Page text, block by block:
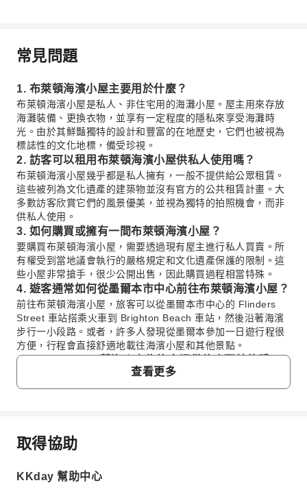
常見問題
1. 布萊頓海濱小屋主要用於什麼？
布萊頓海濱小屋是私人、非住宅用的海灘小屋。屋主用來存放
海灘裝備、更換衣物，並享有一定程度的隱私來享受海灘時
光。由於其鮮豔獨特的設計和豐富的在地歷史，它們也被視為
標誌性的文化地標，備受珍視。
2. 訪客可以租用布萊頓海濱小屋供私人使用嗎？
布萊頓海濱小屋幾乎都是私人擁有，一般不提供給公眾租賃。
這些被列為文化遺產的建築物並沒有官方的公共租賃計畫。大
多數訪客欣賞它們的風景優美，並視為獨特的拍照機會，而非
供私人使用。
3. 如何購買或擁有一間布萊頓海濱小屋？
要購買布萊頓海濱小屋，需要透過現有屋主進行私人買賣。所
有權受到當地議會執行的嚴格規定和文化遺產保護的限制。這
些小屋非常搶手，很少公開出售，因此購買過程相當特殊。
4. 遊客通常如何從墨爾本市中心前往布萊頓海濱小屋？
前往布萊頓海濱小屋，旅客可以從墨爾本市中心的 Flinders
Street 車站搭乘火車到 Brighton Beach 車站，然後沿著海濱
步行一小段路。或者，許多人發現從墨爾本參加一日遊行程很
方便，行程會直接舒適地載往海濱小屋和其他景點。
5. Puffing Billy 蒸汽火車為旅客提供什麼獨特的體
Puffing Billy 蒸汽火車提供穿越風景優美的丹頓農山脈
越古老的桁架橋，蜿蜒穿過茂密的蕨類山谷。這是一趟懷舊的
時光之旅。
Parade）可以看到什麼？
查看更多
常見問題
1. 布萊頓海濱小屋主要用於什麼？
取得協助
KKday 幫助中心